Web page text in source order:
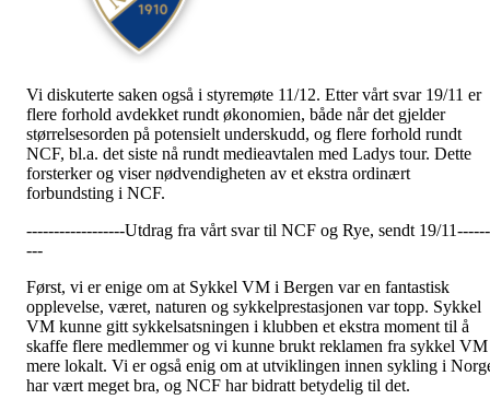
Vi diskuterte saken også i styremøte 11/12. Etter vårt svar 19/11 er
flere forhold avdekket rundt økonomien, både når det gjelder
størrelsesorden på potensielt underskudd, og flere forhold rundt
NCF, bl.a. det siste nå rundt medieavtalen med Ladys tour. Dette
forsterker og viser nødvendigheten av et ekstra ordinært
forbundsting i NCF.
------------------Utdrag fra vårt svar til NCF og Rye, sendt 19/
---
Først, vi er enige om at Sykkel VM i Bergen var en fantastisk
opplevelse, været, naturen og sykkelprestasjonen var topp. Sykkel
VM kunne gitt sykkelsatsningen i klubben et ekstra moment til å
skaffe flere medlemmer og vi kunne brukt reklamen fra sykkel VM
mere lokalt. Vi er også enig om at utviklingen innen sykling i
har vært meget bra, og NCF har bidratt betydelig til det.